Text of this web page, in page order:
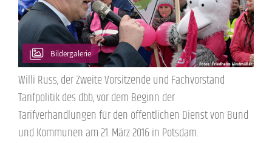
Bildergalerie
Willi Russ, der Zweite Vorsitzende und Fachvorstand
Tarifpolitik des dbb, vor dem Beginn der
Tarifverhandlungen für den öffentlichen Dienst von Bund
und Kommunen am 21. März 2016 in Potsdam.